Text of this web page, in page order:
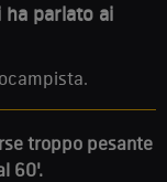
ha parlato ai
troppo pesante
60'.